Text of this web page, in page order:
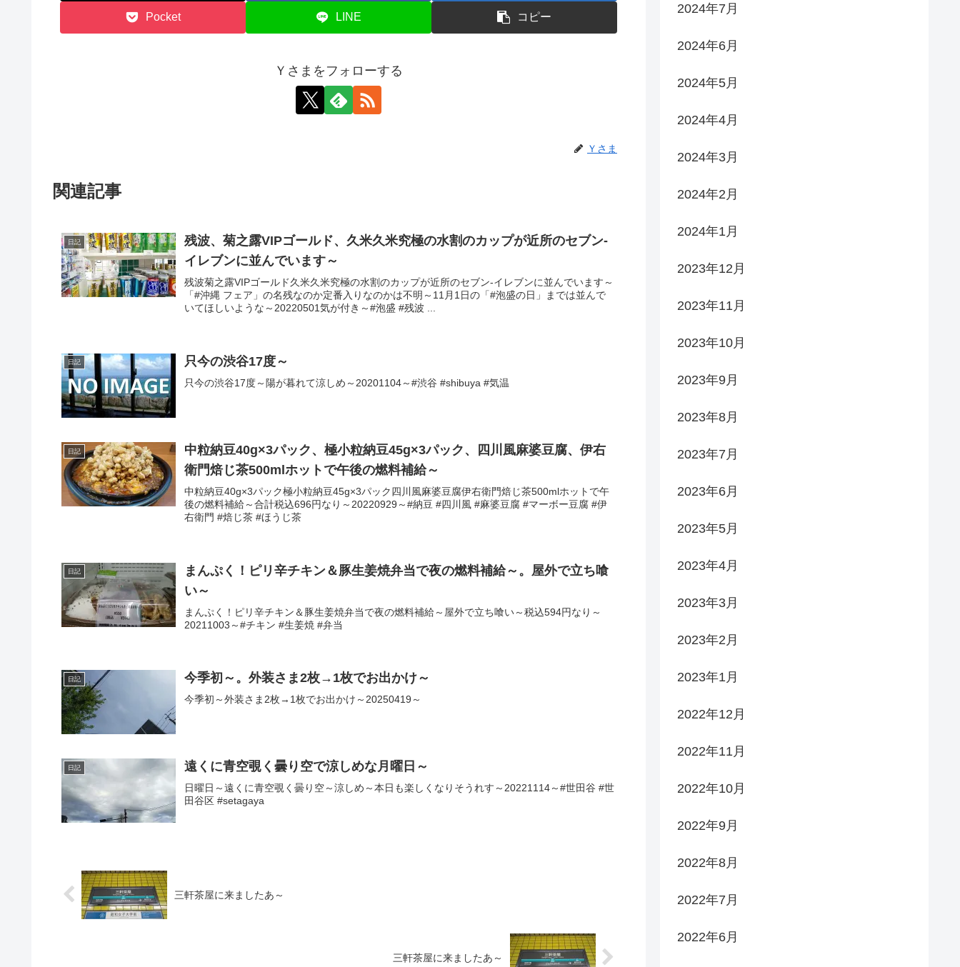
Pocket LINE コピー
Ｙさまをフォローする
Ｙさま
関連記事
日記
残波、菊之露VIPゴールド、久米久米究極の水割のカップが近所のセブン-
イレブンに並んでいます～
残波菊之露VIPゴールド久米久米究極の水割のカップが近所のセブン-イレブンに並んでいます～
「#沖縄 フェア」の名残なのか定番入りなのかは不明～11月1日の「#泡盛の日」までは並んで
いてほしいような～20220501気が付き～#泡盛 #残波 ...
日記 只今の渋谷17度～
只今の渋谷17度～陽が暮れて涼しめ～20201104～#渋谷 #shibuya #気温
日記
中粒納豆40g×3パック、極小粒納豆45g×3パック、四川風麻婆豆腐、伊右
衛門焙じ茶500mlホットで午後の燃料補給～
中粒納豆40g×3パック極小粒納豆45g×3パック四川風麻婆豆腐伊右衛門焙じ茶500mlホットで午
後の燃料補給～合計税込696円なり～20220929～#納豆 #四川風 #麻婆豆腐 #マーボー豆腐 #伊
右衛門 #焙じ茶 #ほうじ茶
日記
まんぷく！ピリ辛チキン＆豚生姜焼弁当で夜の燃料補給～。屋外で立ち喰
い～
まんぷく！ピリ辛チキン＆豚生姜焼弁当で夜の燃料補給～屋外で立ち喰い～税込594円なり～
20211003～#チキン #生姜焼 #弁当
日記 今季初～。外装さま2枚→1枚でお出かけ～
今季初～外装さま2枚→1枚でお出かけ～20250419～
日記 遠くに青空覗く曇り空で涼しめな月曜日～
日曜日～遠くに青空覗く曇り空～涼しめ～本日も楽しくなりそうれす～20221114～#世田谷 #世
田谷区 #setagaya
三軒茶屋に来ましたあ～
三軒茶屋に来ましたあ～
2024年7月
2024年6月
2024年5月
2024年4月
2024年3月
2024年2月
2024年1月
2023年12月
2023年11月
2023年10月
2023年9月
2023年8月
2023年7月
2023年6月
2023年5月
2023年4月
2023年3月
2023年2月
2023年1月
2022年12月
2022年11月
2022年10月
2022年9月
2022年8月
2022年7月
2022年6月